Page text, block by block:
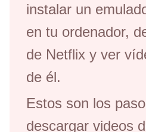
instalar un
en tu ordenador,
de Netflix y ver
de él.
Estos son los
descargar videos